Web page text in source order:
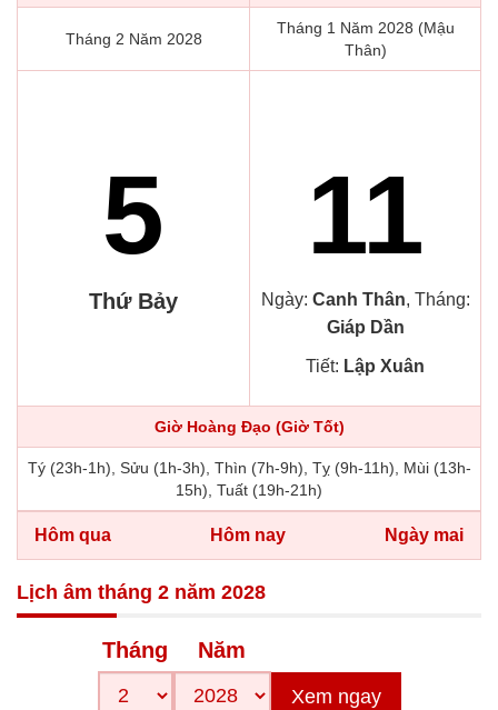
Tháng 2 Năm 2028
Tháng 1 Năm 2028 (Mậu
Thân)
5
Thứ Bảy
11
Ngày: Canh Thân, Tháng:
Giáp Dần
Tiết: Lập Xuân
Giờ Hoàng Đạo (Giờ Tốt)
Tý (23h-1h), Sửu (1h-3h), Thìn (7h-9h), Tỵ (9h-11h), Mùi (13h-
15h), Tuất (19h-21h)
Hôm qua Hôm nay Ngày mai
Lịch âm tháng 2 năm 2028
Tháng Năm
Xem ngay